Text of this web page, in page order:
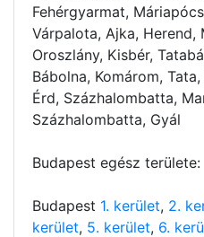
Fehérgyarmat,
Várpalota, Ajka, Herend,
Oroszlány, Kisbér,
Bábolna, Komárom,
Érd, Százhalombatta,
Százhalombatta, Gyál
Budapest egész területe:
Budapest 1. kerület, 2.
kerület, 5. kerület, 6.